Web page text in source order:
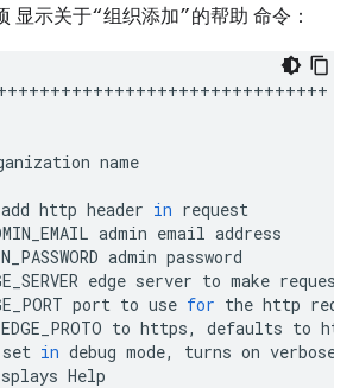
显示关于“组织添加”的帮助 命令：
name
add http header in request
admin email address
admin password
edge server to make request
port to use for the http
EDGE_PROTO to https, defaults to
set in debug mode, turns on verbose
Help